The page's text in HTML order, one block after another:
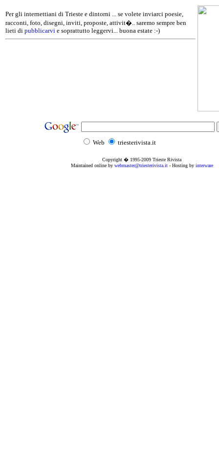
Per gli internettiani di Trieste e dintorni ... se volete inviarci poesie,
racconti, foto, disegni, inviti, proposte, attivit�.. saremo sempre ben
lieti di pubblicarvi e soprattutto leggervi... buona estate :-)
Web triesterivista.it
Copyright � 1995-2009 Trieste Rivista
Maintained online by webmaster@triesterivista.it- Hosting by interware